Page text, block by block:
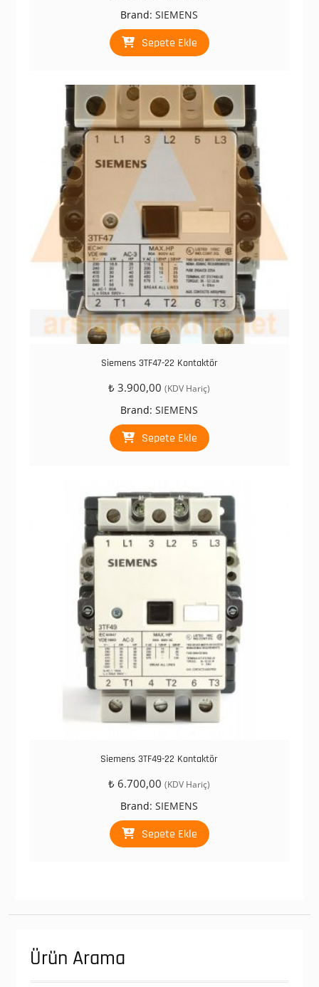
Brand:SIEMENS
Sepete Ekle
Siemens 3TF47-22 Kontaktör
₺ 3.900,00 (KDV Hariç)
Brand:SIEMENS
Sepete Ekle
Siemens 3TF49-22 Kontaktör
₺ 6.700,00 (KDV Hariç)
Brand:SIEMENS
Sepete Ekle
Ürün Arama